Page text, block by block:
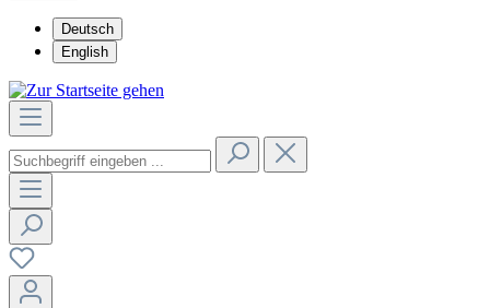
Deutsch
English